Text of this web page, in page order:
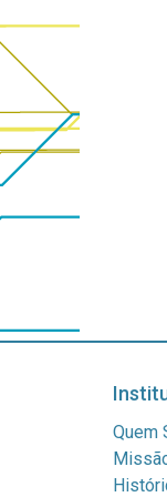
Quem